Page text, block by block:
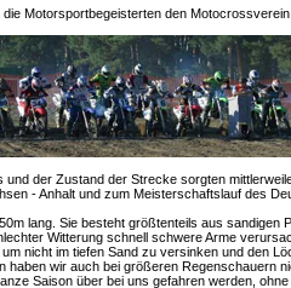
Motorsportbegeisterten den
und der Zustand der Strecke sorgten
- Anhalt und zum Meisterschaftslauf des
lang. Sie besteht größtenteils aus sandigen
Witterung schnell schwere Arme
nicht im tiefen Sand zu versinken und den
haben wir auch bei größeren Regenschauern
Saison über bei uns gefahren werden,